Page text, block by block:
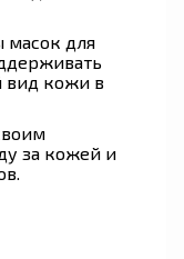
масок для
вид кожи в
за кожей и